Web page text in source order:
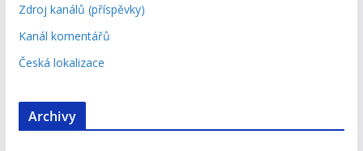
Zdroj kanálů (příspěvky)
Kanál komentářů
Česká lokalizace
Archivy